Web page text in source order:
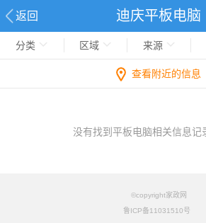
返回 迪庆平板电脑
分类 区域 来源
查看附近的信息
没有找到平板电脑相关信息记
©copyright家政网
鲁ICP备11031510号